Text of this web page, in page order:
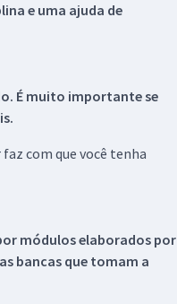
e uma ajuda de
É muito importante se
com que você tenha
módulos elaborados por
bancas que tomam a